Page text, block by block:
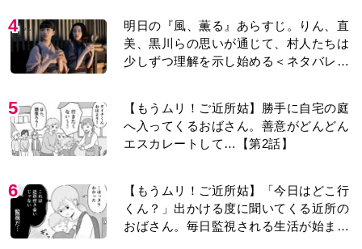
4
明日の『風、薫る』あらすじ。りん、直
美、黒川らの思いが通じて、村人たちは
少しずつ理解を示し始める＜ネタバレあ
5
【もうムリ！ご近所姑】勝手に自宅の庭
へ入ってくるおばさん。善意がどんどん
エスカレートして…【第2話】
6
【もうムリ！ご近所姑】「今日はどこ行
くん？」出かける度に聞いてくる近所の
おばさん。毎日監視される生活が始ま